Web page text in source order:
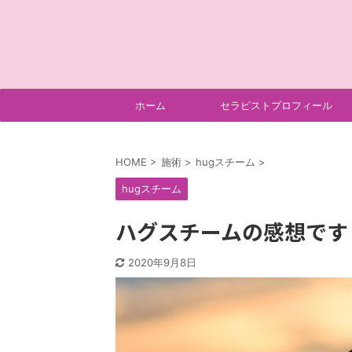
ホーム セラピストプロフィール
HOME > 施術 > hugスチーム >
hugスチーム
ハグスチームの感想です
2020年9月8日